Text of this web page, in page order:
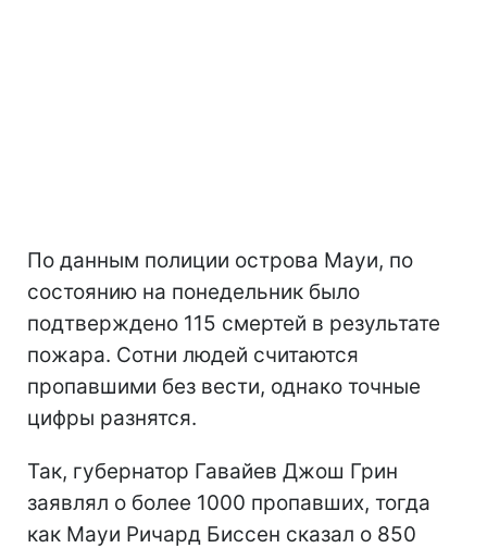
По данным полиции острова Мауи, по
состоянию на понедельник было
подтверждено 115 смертей в результате
пожара. Сотни людей считаются
пропавшими без вести, однако точные
цифры разнятся.
Так, губернатор Гавайев Джош Грин
заявлял о более 1000 пропавших, тогда
как Мауи Ричард Биссен сказал о 850